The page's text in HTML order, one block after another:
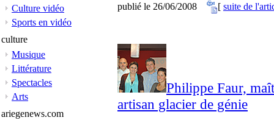
Culture vidéo
Sports en vidéo
culture
Musique
Littérature
Spectacles
Arts
ariegenews.com
publié le 26/06/2008 [ suite de
Philippe Faur,
artisan glacier de génie